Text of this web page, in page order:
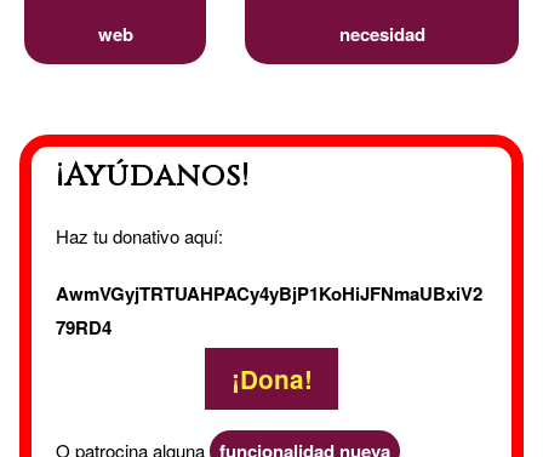
web necesidad
¡Ayúdanos!
Haz tu donativo aquí:
AwmVGyjTRTUAHPACy4yBjP1KoHiJFNmaUBxiV2
79RD4
¡Dona!
O patrocina alguna funcionalidad nueva